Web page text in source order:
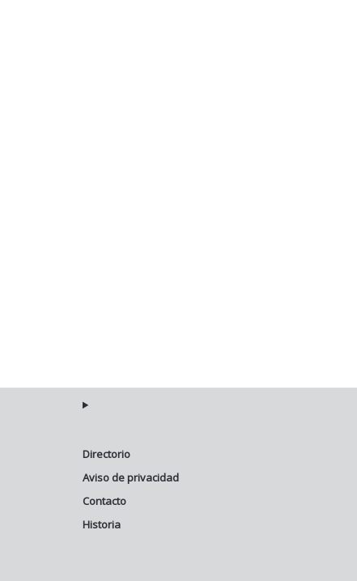
Directorio
Aviso de privacidad
Contacto
Historia